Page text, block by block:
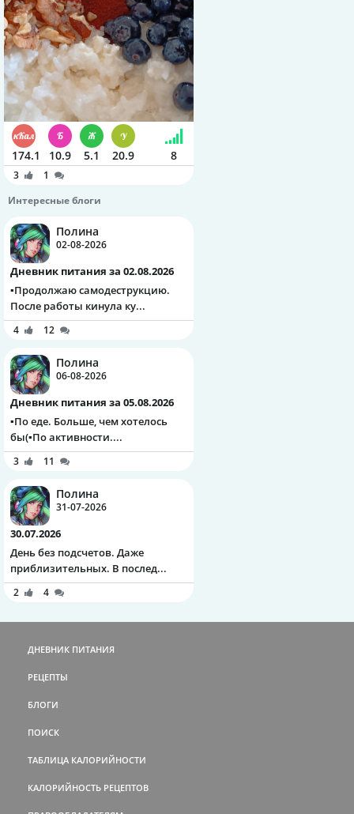
174.1 10.9 5.1 20.9 8
3
1
Интересные блоги
Полина
02-08-2026
Дневник питания за 02.08.2026
▪️Продолжаю самодеструкцию.
После работы кинула ку...
4 12
Полина
06-08-2026
Дневник питания за 05.08.2026
▪️По еде. Больше, чем хотелось
бы(▪️По активности....
3 11
Полина
31-07-2026
30.07.2026
День без подсчетов. Даже
приблизительных. В послед...
2 4
ДНЕВНИК ПИТАНИЯ
РЕЦЕПТЫ
БЛОГИ
ПОИСК
ТАБЛИЦА КАЛОРИЙНОСТИ
КАЛОРИЙНОСТЬ РЕЦЕПТОВ